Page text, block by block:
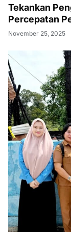
Tekankan
Percepatan
November 25, 2025